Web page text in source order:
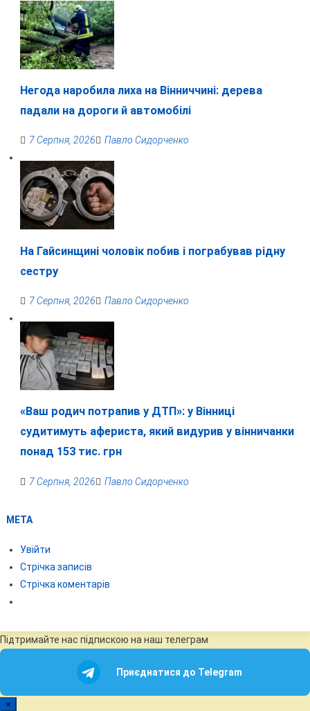
Негода наробила лиха на Вінниччині: дерева
падали на дороги й автомобілі
7 Серпня, 2026 Павло Сидорченко
На Гайсинщині чоловік побив і пограбував рідну
сестру
7 Серпня, 2026 Павло Сидорченко
«Ваш родич потрапив у ДТП»: у Вінниці
судитимуть афериста, який видурив у вінничанки
понад 153 тис. грн
7 Серпня, 2026 Павло Сидорченко
МЕТА
Увійти
Стрічка записів
Стрічка коментарів
Підтримайте нас підпискою на наш телеграм
Приєднатися до Telegram
×